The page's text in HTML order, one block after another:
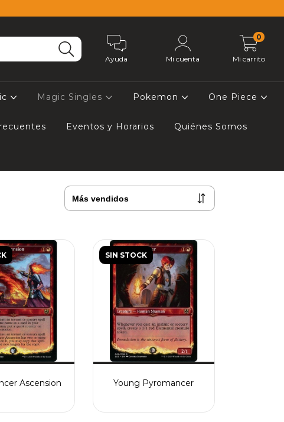
Ayuda Mi cuenta Mi carrito
0
Magic Singles Pokemon One Piece
Eventos y Horarios Quiénes Somos
Ascension
SIN STOCK
Young Pyromancer